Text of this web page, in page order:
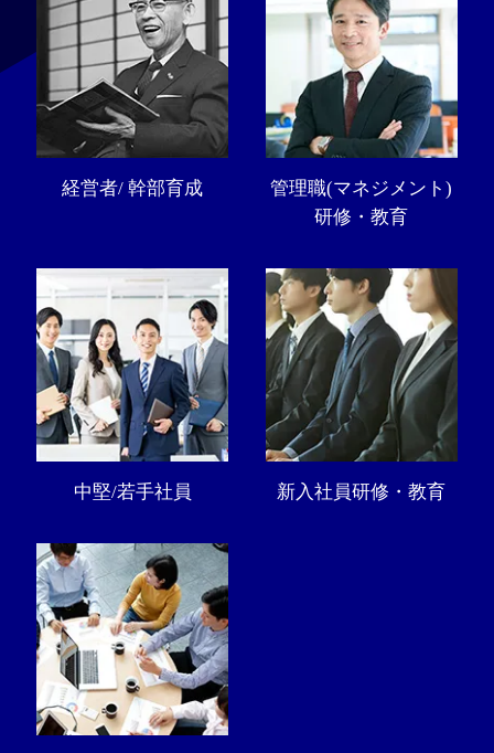
経営者/ 幹部育成
管理職(マネジメント)
研修・教育
中堅/若手社員 新入社員研修・教育